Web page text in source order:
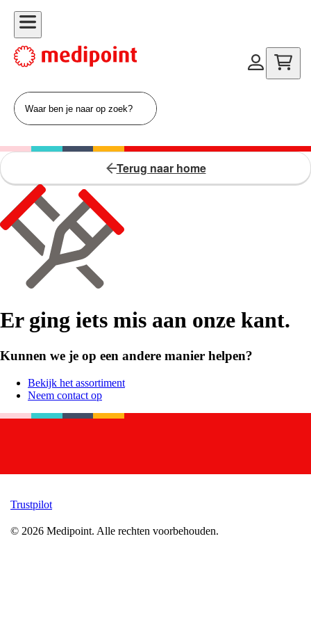
Terug naar home
Er ging iets mis aan onze kant.
Kunnen we je op een andere manier helpen?
Bekijk het assortiment
Neem contact op
Trustpilot
© 2026 Medipoint. Alle rechten voorbehouden.